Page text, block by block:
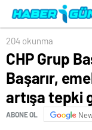
204 okunma
CHP Grup
Başarır,
artışa tepki
ABONE OL
kitabı tanıtıldı